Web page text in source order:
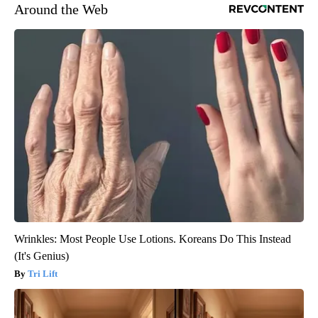
Around the Web
Wrinkles: Most People Use Lotions. Koreans Do This Instead
(It's Genius)
Tri Lift